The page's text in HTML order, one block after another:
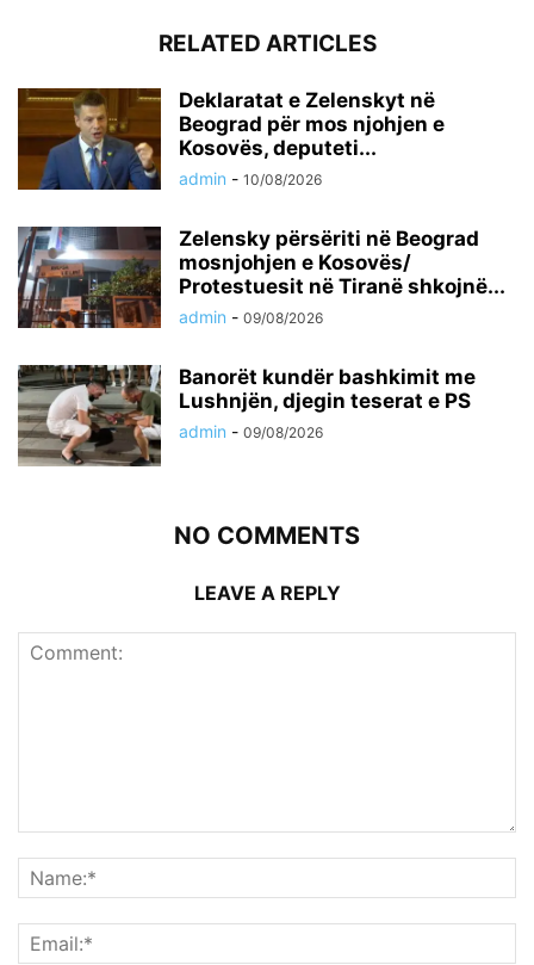
RELATED ARTICLES
Deklaratat e Zelenskyt në
Beograd për mos njohjen e
Kosovës, deputeti...
admin - 10/08/2026
Zelensky përsëriti në Beograd
mosnjohjen e Kosovës/
Protestuesit në Tiranë shkojnë...
admin - 09/08/2026
Banorët kundër bashkimit me
Lushnjën, djegin teserat e PS
admin - 09/08/2026
NO COMMENTS
LEAVE A REPLY